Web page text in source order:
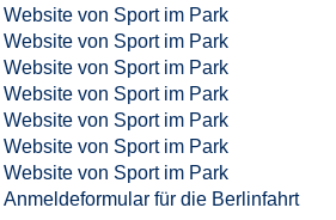
Website von Sport im Park
Website von Sport im Park
Website von Sport im Park
Website von Sport im Park
Website von Sport im Park
Website von Sport im Park
Website von Sport im Park
Anmeldeformular für die Berlinfahrt